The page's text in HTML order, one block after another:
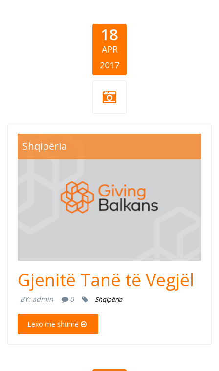
18
APR
2017
Shqipëria
Gjenitë Tanë të Vegjël
BY: admin 0 Shqipëria
Lexo më shumë